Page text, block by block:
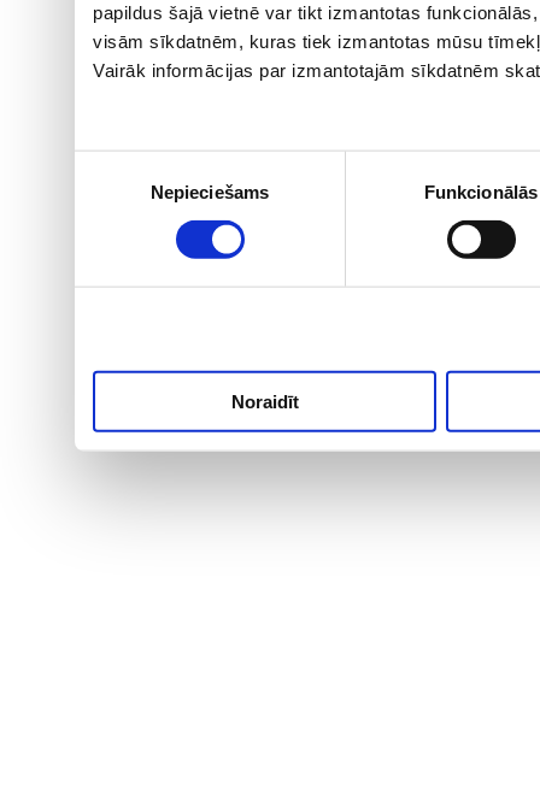
papildus šajā vietnē var tikt izmantotas
visām sīkdatnēm, kuras tiek izmantotas mūsu
Vairāk informācijas par izmantotajām sīkdatnēm
Nepieciešams Funkcionālās
Noraidīt